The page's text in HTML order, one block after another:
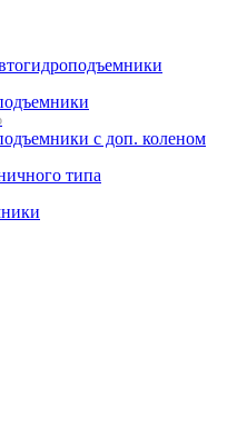
с доп. коленом
типа